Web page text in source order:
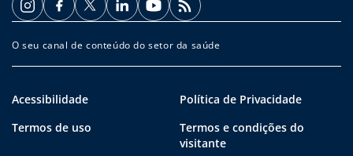
O seu canal de conteúdo do setor da saúde
Acessibilidade
Política de Privacidade
Termos de uso
Termos e condições do
visitante